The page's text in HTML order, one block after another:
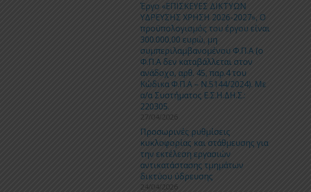
Έργο «ΕΠΙΣΚΕΥΕΣ ΔΙΚΤΥΩΝ
ΥΔΡΕΥΣΗΣ ΧΡΗΣΗ 2026-2027», Ο
προϋπολογισμός του έργου είναι
300.000,00 ευρώ, μη
συμπεριλαμβανομένου Φ.Π.Α (ο
Φ.Π.Α δεν καταβάλλεται στον
ανάδοχο, αρθ. 45, παρ.4 του
Κώδικα Φ.Π.Α – Ν.5144/2024). Με
α/α Συστήματος Ε.Σ.Η.ΔΗ.Σ.:
220305.
27/04/2026
Προσωρινές ρυθμίσεις
κυκλοφορίας και στάθμευσης για
την εκτέλεση εργασιών
αντικατάστασης τμημάτων
δικτύου ύδρευσης
24/04/2026